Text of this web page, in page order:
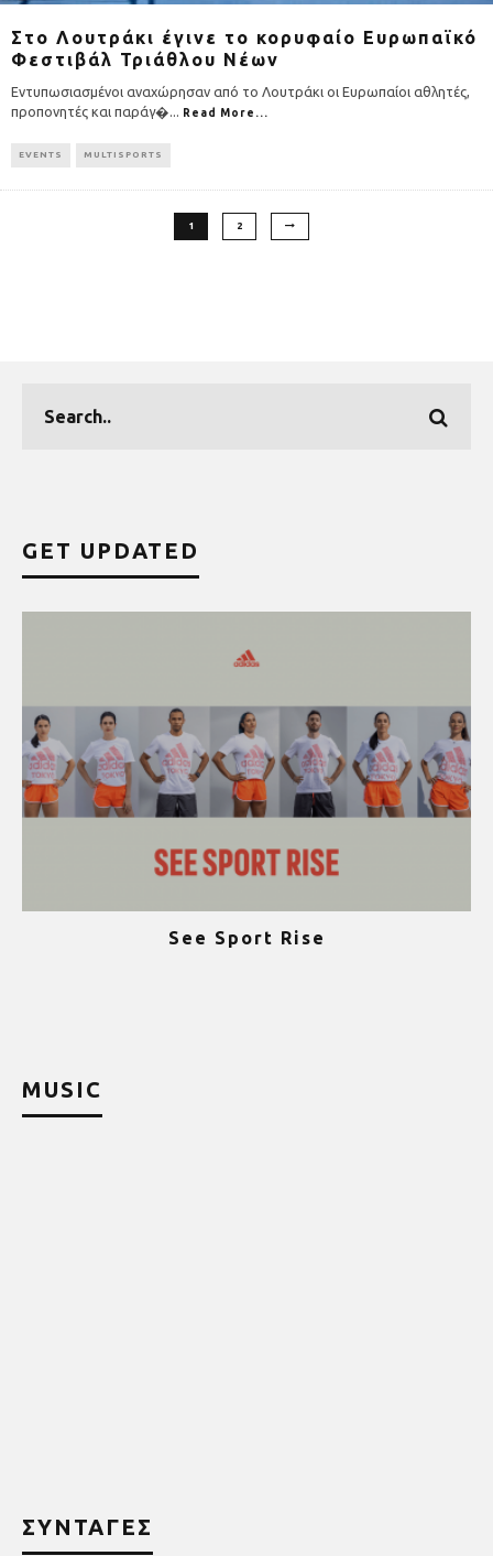
Στο Λουτράκι έγινε το κορυφαίο Ευρωπαϊκό
Φεστιβάλ Τριάθλου Νέων
Εντυπωσιασμένοι αναχώρησαν από το Λουτράκι οι Ευρωπαίοι αθλητές,
προπονητές και παράγ�... Read More...
EVENTS MULTISPORTS
1 2
GET UPDATED
See Sport Rise
MUSIC
ΣΥΝΤΑΓΕΣ